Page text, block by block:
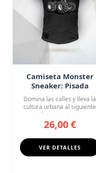
Camiseta Monster
Sneaker: Pisada
Imparable
Domina las calles y lleva la
cultura urbana al siguiente
nivel con esta camis...
26,00 €
VER DETALLES